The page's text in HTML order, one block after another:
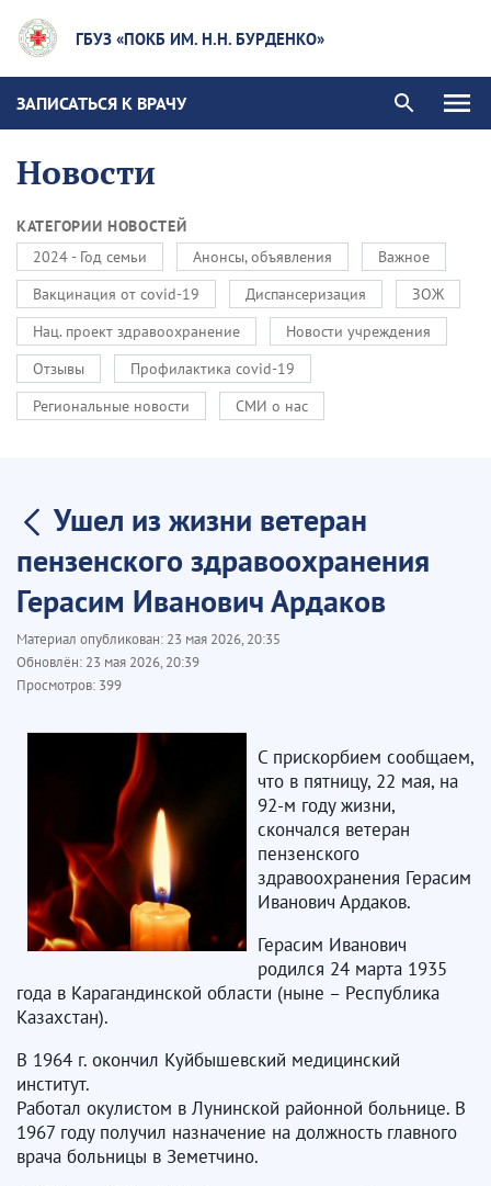
ГБУЗ «ПОКБ ИМ. Н.Н. БУРДЕНКО»
ЗАПИСАТЬСЯ К ВРАЧУ
Новости
КАТЕГОРИИ НОВОСТЕЙ
2024 - Год семьи
Анонсы, объявления
Важное
Вакцинация от covid-19
Диспансеризация
ЗОЖ
Нац. проект здравоохранение
Новости учреждения
Отзывы
Профилактика covid-19
Региональные новости
СМИ о нас
Ушел из жизни ветеран
пензенского здравоохранения
Герасим Иванович Ардаков
Материал опубликован: 23 мая 2026, 20:35
Обновлён: 23 мая 2026, 20:39
Просмотров: 399
С прискорбием сообщаем,
что в пятницу, 22 мая, на
92-м году жизни,
скончался ветеран
пензенского
здравоохранения Герасим
Иванович Ардаков.
Герасим Иванович
родился 24 марта 1935
года в Карагандинской области (ныне – Республика
Казахстан).
В 1964 г. окончил Куйбышевский медицинский
институт.
Работал окулистом в Лунинской районной больнице. В
1967 году получил назначение на должность главного
врача больницы в Земетчино.